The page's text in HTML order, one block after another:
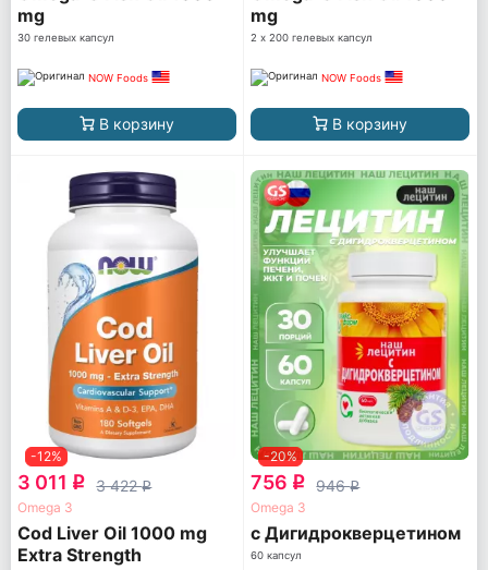
mg
30 гелевых капсул
NOW Foods
В корзину
mg
2 х 200 гелевых капсул
NOW Foods
В корзину
-12%
3 011 q 3 422q
Omega 3
Cod Liver Oil 1000 mg
Extra Strength
-20%
756 q 946q
Omega 3
с Дигидрокверцетином
60 капсул